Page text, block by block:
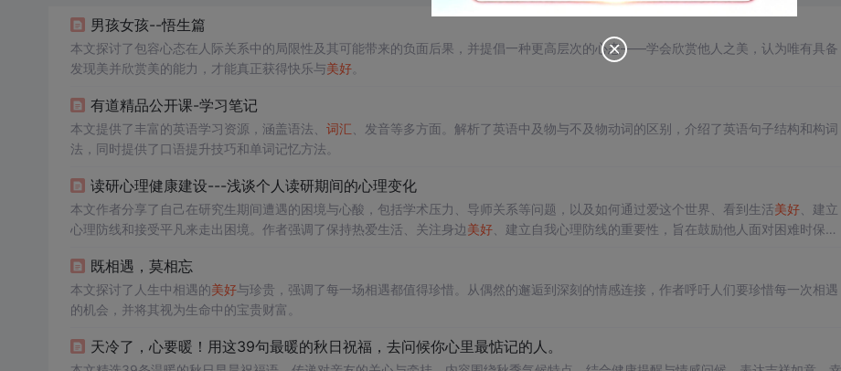
男孩女孩--悟生篇
本文探讨了包容心态在人际关系中的局限性及其可能带来的负面后果，并提倡一种更高层次的心态——学会欣赏他人之美，认为唯有具备
发现美并欣赏美的能力，才能真正获得快乐与美好。
有道精品公开课-学习笔记
本文提供了丰富的英语学习资源，涵盖语法、 词汇 、发音等多方面。解析了英语中及物与不及物动词的区别，介绍了英语句子结构和构词
法，同时提供了口语提升技巧和单词记忆方法。
读研心理健康建设---浅谈个人读研期间的心理变化
本文作者分享了自己在研究生期间遭遇的困境与心酸，包括学术压力、导师关系等问题，以及如何通过爱这个世界、看到生活美好、建立
心理防线和接受平凡来走出困境。作者强调了保持热爱生活、关注身边美好、建立自我心理防线的重要性，旨在鼓励他人面对困难时保持
既相遇，莫相忘
本文探讨了人生中相遇的美好与珍贵，强调了每一场相遇都值得珍惜。从偶然的邂逅到深刻的情感连接，作者呼吁人们要珍惜每一次相遇
的机会，并将其视为生命中的宝贵财富。
天冷了，心要暖！用这39句最暖的秋日祝福，去问候你心里最惦记的人。